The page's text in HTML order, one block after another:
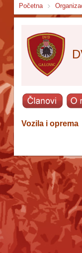
Početna
Vozila i oprema